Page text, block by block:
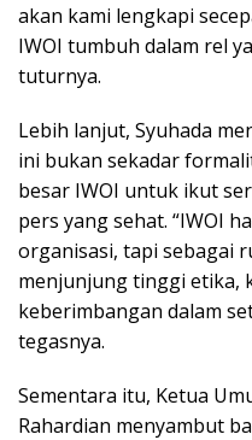
akan kami lengkapi
IWOI tumbuh dalam rel
tuturnya.
Lebih lanjut, Syuhada
ini bukan sekadar
besar IWOI untuk ikut
pers yang sehat. “IWOI
organisasi, tapi sebagai
menjunjung tinggi etika,
keberimbangan dalam
tegasnya.
Sementara itu, Ketua
Rahardian menyambut